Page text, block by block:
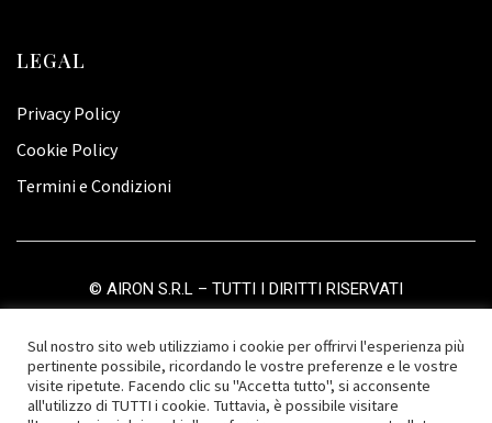
LEGAL
Privacy Policy
Cookie Policy
Termini e Condizioni
© AIRON S.R.L – TUTTI I DIRITTI RISERVATI
Sul nostro sito web utilizziamo i cookie per offrirvi l'esperienza più
pertinente possibile, ricordando le vostre preferenze e le vostre
visite ripetute. Facendo clic su "Accetta tutto", si acconsente
all'utilizzo di TUTTI i cookie. Tuttavia, è possibile visitare